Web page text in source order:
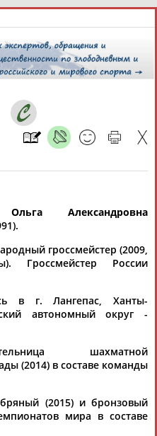
2026 года,05:48
Расширенный поиск
Мария
АБАЛАКИНА
Ростом
Артур
АБДРАХМАНОВ
Александровна
гроссмейстер (2009,
Гроссмейстер России
в г. Лангепас, Ханты-
автономный округ -
шахматной
(2014) в составе команды
(2015) и бронзовый
мира в составе